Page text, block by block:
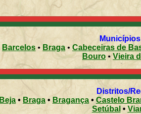
Barcelos • Braga • Cabeceiras de
Bouro •Vieira
Beja • Braga • Bragança •Castelo
Setúbal •